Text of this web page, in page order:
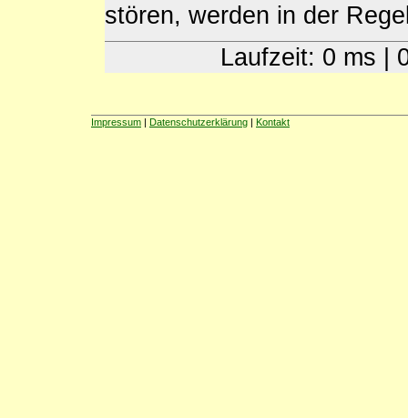
stören, werden in der
Laufzeit: 0 ms |
Impressum | Datenschutzerklärung | Kontakt